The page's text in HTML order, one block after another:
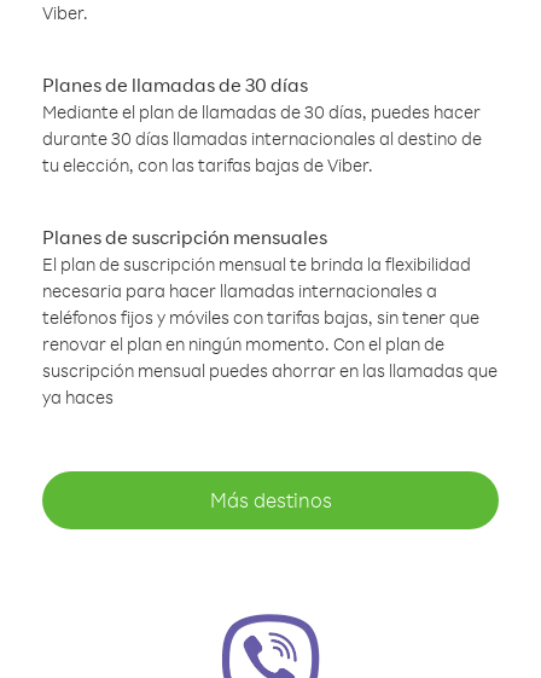
Viber.
Planes de llamadas de 30 días
Mediante el plan de llamadas de 30 días, puedes hacer
durante 30 días llamadas internacionales al destino de
tu elección, con las tarifas bajas de Viber.
Planes de suscripción mensuales
El plan de suscripción mensual te brinda la flexibilidad
necesaria para hacer llamadas internacionales a
teléfonos fijos y móviles con tarifas bajas, sin tener que
renovar el plan en ningún momento. Con el plan de
suscripción mensual puedes ahorrar en las llamadas que
ya haces
Más destinos